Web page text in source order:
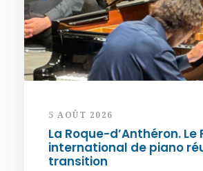
5 AOÛT 2026
La Roque-d’Anthéron. Le
international de piano
transition